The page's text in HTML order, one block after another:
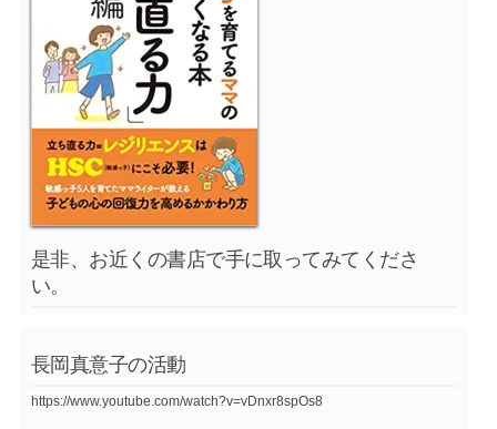
是非、お近くの書店で手に取ってみてくださ
い。
長岡真意子の活動
https://www.youtube.com/watch?v=vDnxr8spOs8